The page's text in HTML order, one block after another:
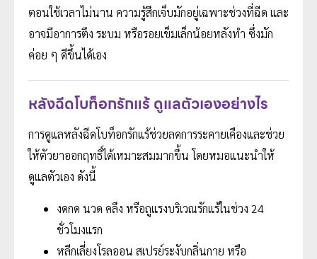
ตอนใช้เวลาไม่นาน ความรู้สึกเจ็บมักอยู่เฉพาะช่วงที่ฉีด และ
อาจมีอาการตึง ระบม หรือรอยเข็มเล็กน้อยหลังทำ ซึ่งมัก
ค่อย ๆ ดีขึ้นได้เอง
หลังฉีดโบท็อกรักแร้ ดูแลตัวเองอย่างไร
การดูแลหลังฉีดโบท็อกรักแร้ช่วยลดการระคายเคืองและช่วย
ให้ตัวยาออกฤทธิ์ได้เหมาะสมมากขึ้น โดยหมอแนะนำให้
ดูแลตัวเอง ดังนี้
งดกด นวด คลึง หรือถูแรงบริเวณรักแร้ในช่วง 24
ชั่วโมงแรก
หลีกเลี่ยงโรลออน สเปรย์ระงับกลิ่นกาย หรือ